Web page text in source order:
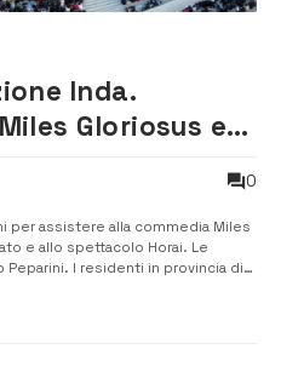
Inda.
Gloriosus e
0
per assistere alla commedia Miles
e allo spettacolo Horai. Le
I residenti in provincia di
ciascuno, per assistere al Mi...